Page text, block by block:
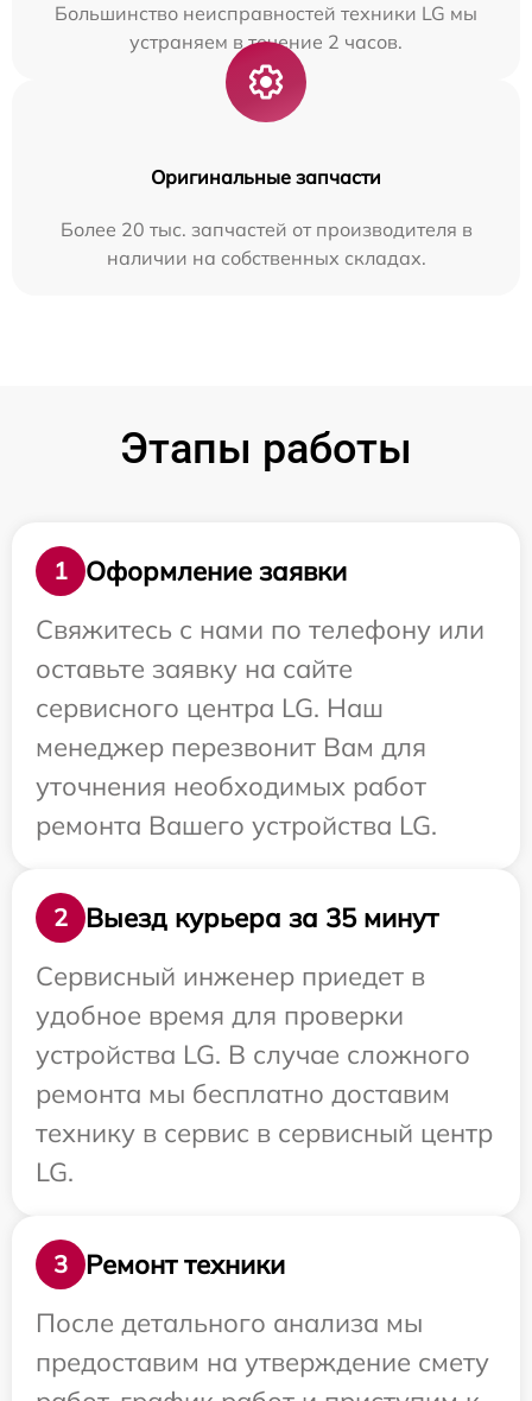
Большинство неисправностей техники LG мы
устраняем в течение 2 часов.
Оригинальные запчасти
Более 20 тыс. запчастей от производителя в
наличии на собственных складах.
Этапы работы
1
Оформление заявки
Свяжитесь с нами по телефону или
оставьте заявку на сайте
сервисного центра LG. Наш
менеджер перезвонит Вам для
уточнения необходимых работ
ремонта Вашего устройства LG.
2
Выезд курьера за 35 минут
Сервисный инженер приедет в
удобное время для проверки
устройства LG. В случае сложного
ремонта мы бесплатно доставим
технику в сервис в сервисный центр
LG.
3
Ремонт техники
После детального анализа мы
предоставим на утверждение смету